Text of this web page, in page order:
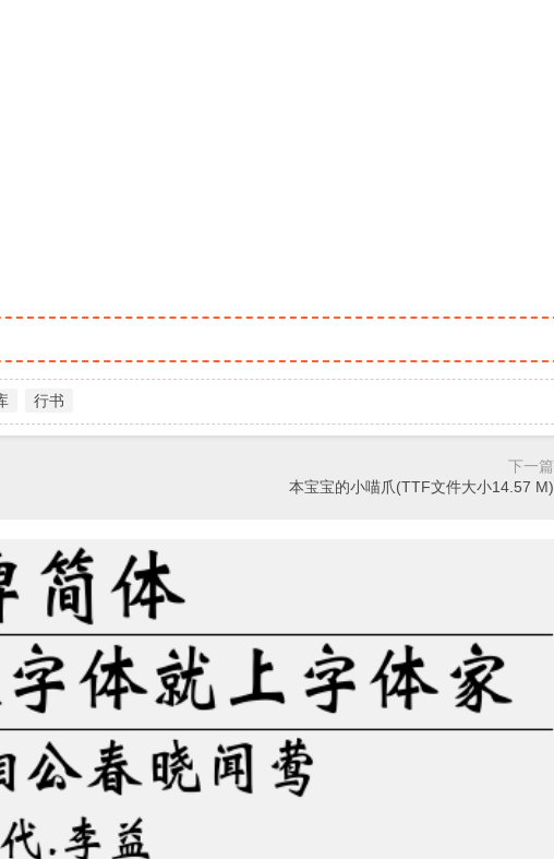
行书
下一篇
本宝宝的小喵爪(TTF文件大小14.57 M)